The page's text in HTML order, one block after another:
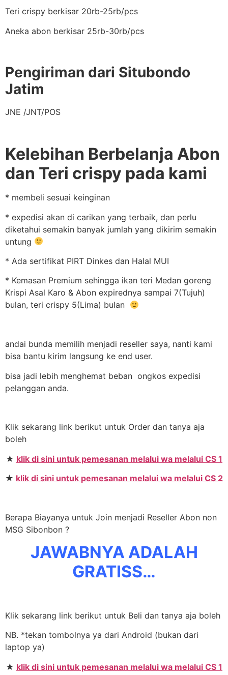
Teri crispy berkisar 20rb-25rb/pcs
Aneka abon berkisar 25rb-30rb/pcs
Pengiriman dari Situbondo
Jatim
JNE /JNT/POS
Kelebihan Berbelanja Abon
dan Teri crispy pada kami
* membeli sesuai keinginan
* expedisi akan di carikan yang terbaik, dan perlu
diketahui semakin banyak jumlah yang dikirim semakin
untung
* Ada sertifikat PIRT Dinkes dan Halal MUI
* Kemasan Premium sehingga ikan teri Medan goreng
Krispi Asal Karo & Abon expirednya sampai 7(Tujuh)
bulan, teri crispy 5(Lima) bulan
andai bunda memilih menjadi reseller saya, nanti kami
bisa bantu kirim langsung ke end user.
bisa jadi lebih menghemat beban ongkos expedisi
pelanggan anda.
Klik sekarang link berikut untuk Order dan tanya aja
boleh
★ klik di sini untuk pemesanan melalui wa melalui CS 1
★ klik di sini untuk pemesanan melalui wa melalui CS 2
Berapa Biayanya untuk Join menjadi Reseller Abon non
MSG Sibonbon ?
JAWABNYA ADALAH
GRATISS…
Klik sekarang link berikut untuk Beli dan tanya aja boleh
NB. *tekan tombolnya ya dari Android (bukan dari
laptop ya)
★ klik di sini untuk pemesanan melalui wa melalui CS 1